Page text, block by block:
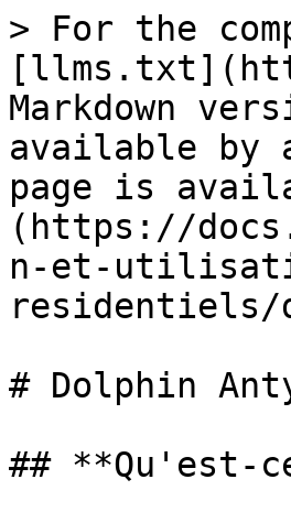
> For the
Markdown
available by
page is
(https://
n-et-
residentiels/
# Dolphin
## **Qu'est-